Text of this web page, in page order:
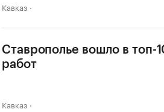
Кавказ
Ставрополье вошло в топ-
работ
Кавказ